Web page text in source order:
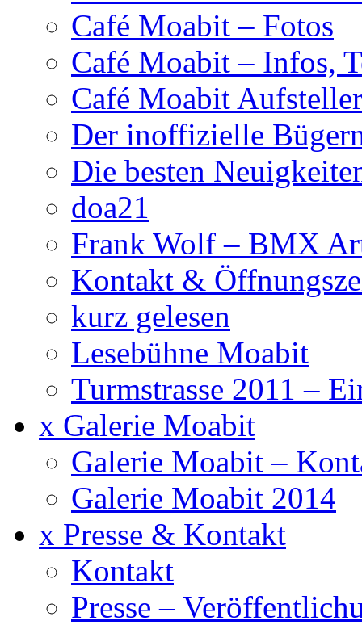
Café Moabit – Fotos
Café Moabit – Infos,
Café Moabit Aufsteller
Der inoffizielle
Die besten
doa21
Frank Wolf – BMX
Kontakt &
kurz gelesen
Lesebühne Moabit
Turmstrasse 2011 –
x Galerie Moabit
Galerie Moabit –
Galerie Moabit 2014
x Presse & Kontakt
Kontakt
Presse –